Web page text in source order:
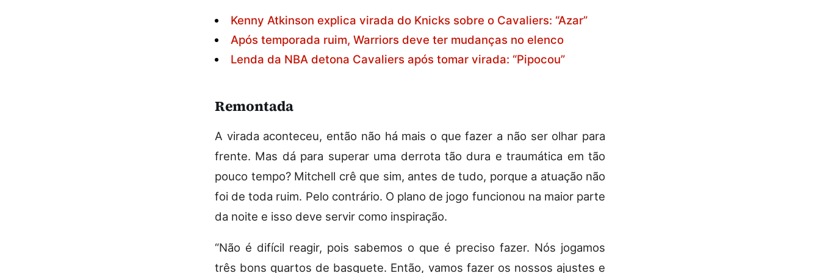
Kenny Atkinson explica virada do Knicks sobre o Cavaliers: “Azar”
Após temporada ruim, Warriors deve ter mudanças no elenco
Lenda da NBA detona Cavaliers após tomar virada: “Pipocou”
Remontada
A virada aconteceu, então não há mais o que fazer a não ser olhar para
frente. Mas dá para superar uma derrota tão dura e traumática em tão
pouco tempo? Mitchell crê que sim, antes de tudo, porque a atuação não
foi de toda ruim. Pelo contrário. O plano de jogo funcionou na maior parte
da noite e isso deve servir como inspiração.
“Não é difícil reagir, pois sabemos o que é preciso fazer. Nós jogamos
três bons quartos de basquete. Então, vamos fazer os nossos ajustes e